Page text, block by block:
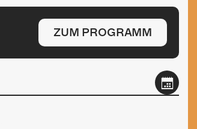
ZUM PROGRAMM